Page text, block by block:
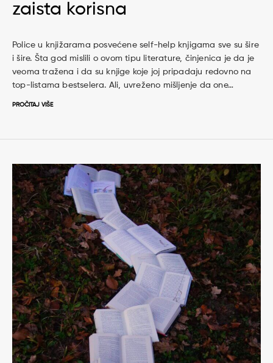
zaista korisna
Police u knjižarama posvećene self-help knjigama sve su šire
i šire. Šta god mislili o ovom tipu literature, činjenica je da je
veoma tražena i da su knjige koje joj pripadaju redovno na
top-listama bestselera. Ali, uvreženo mišljenje da one…
PROČITAJ VIŠE